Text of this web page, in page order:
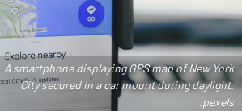
A smartphone displaying GPS map of New York
City secured in a car mount during daylight.
.pexels